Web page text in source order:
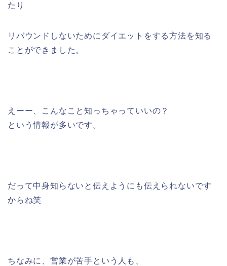
たり
リバウンドしないためにダイエットをする方法を知る
ことができました。
えーー、こんなこと知っちゃっていいの？
という情報が多いです。
だって中身知らないと伝えようにも伝えられないです
からね笑
ちなみに、営業が苦手という人も、